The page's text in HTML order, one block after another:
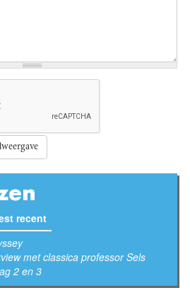
tabblad)
recent
met classica professor Sels
2 en 3